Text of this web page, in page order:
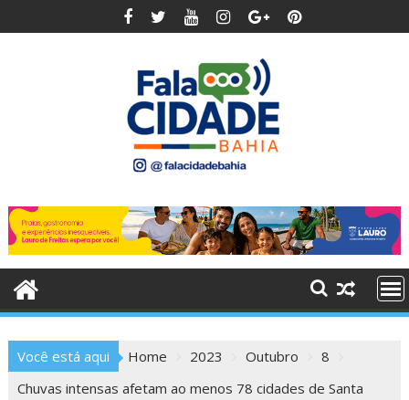
to
Você está aqui Home 2023 Outubro
8
Chuvas intensas afetam ao menos 78 cidades de Santa